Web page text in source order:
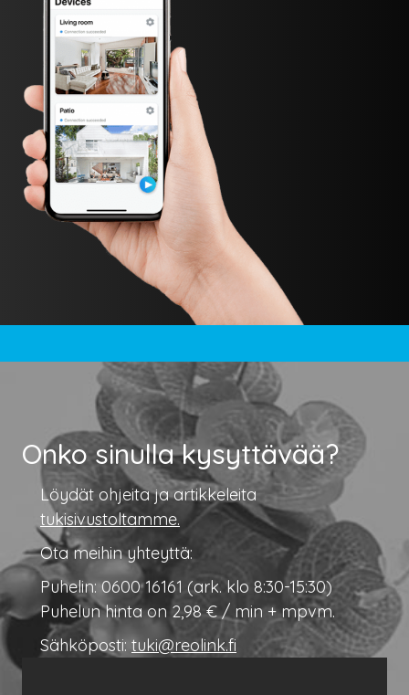
Onko sinulla kysyttävää?
Löydät ohjeita ja artikkeleita
tukisivustoltamme.
Ota meihin yhteyttä:
Puhelin: 0600 16161 (ark. klo 8:30-15:30)
Puhelun hinta on 2,98 € / min + mpvm.
Sähköposti: tuki@reolink.fi